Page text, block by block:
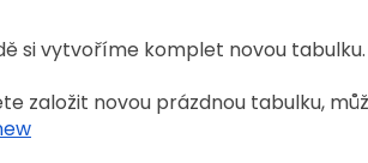
si vytvoříme komplet novou tabulku.
založit novou prázdnou tabulku,